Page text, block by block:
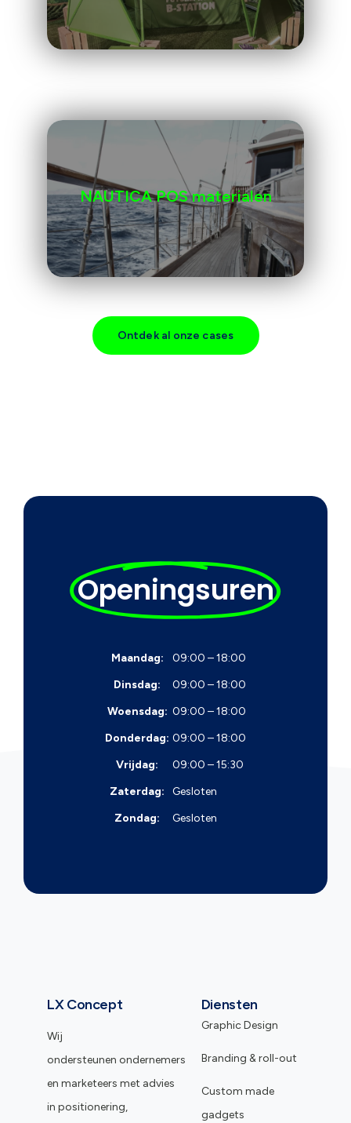
NAUTICA POS materialen
Ontdek al onze cases
Openingsuren
Maandag:
09:00 – 18:00
Dinsdag:
09:00 – 18:00
Woensdag: 09:00 – 18:00
Donderdag: 09:00 – 18:00
Vrijdag:
09:00 – 15:30
Zaterdag:
Gesloten
Zondag:
Gesloten
LX Concept
Wij
ondersteunen ondernemers
en marketeers met advies
in positionering,
Diensten
Graphic Design
Branding & roll-out
Custom made
gadgets